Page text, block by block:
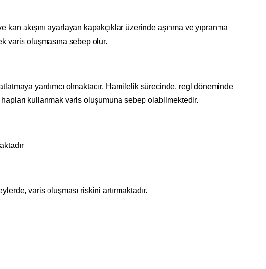
akışını ayarlayan kapakçıklar üzerinde aşınma ve yıpranma
varis oluşmasına sebep olur.
yardımcı olmaktadır. Hamilelik sürecinde, regl döneminde
kullanmak varis oluşumuna sebep olabilmektedir.
varis oluşması riskini artırmaktadır.